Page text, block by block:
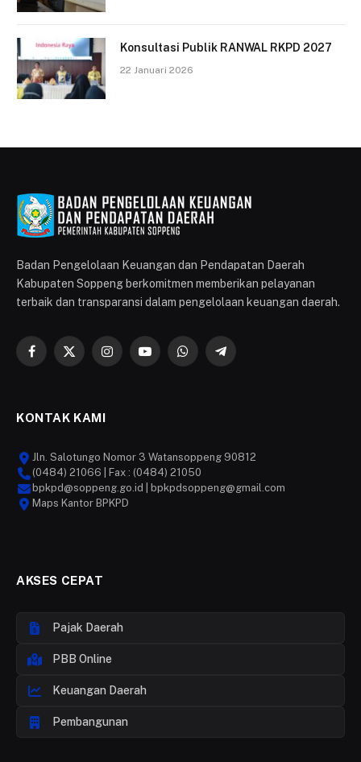
Konsultasi Publik RANWAL RKPD 2027
22 Januari 2026
Badan Pengelolaan Keuangan dan Pendapatan Daerah
Kabupaten Soppeng berkomitmen memberikan pelayanan
terbaik dan transparansi dalam pengelolaan keuangan daerah.
Facebook
X
InstagramYouTubeWhatsAppTelegram
KONTAK KAMI
Jln. Salotungo Nomor 3 Watansoppeng 90812
(0484) 21066 | Fax : (0484) 21050
bpkpd@soppeng.go.id | bpkpdsoppeng@gmail.com
Maps Kantor BPKPD
AKSES CEPAT
Pajak Daerah
PBB Online
Keuangan Daerah
Pembangunan